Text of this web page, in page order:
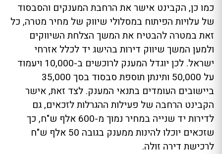
כמו כן, הקבינט אישר את הרחבת המענקים והסבסוד
של עלויות הפיתוח במסלולי שיווק של מחיר מטרה, כל
זאת במטרה להבטיח את המשך הצלחת השיווקים
ולמען המשך שיווק דירות בהישג יד לכלל אזרחי
ישראל. לכן יוגדל המענק לרוכשים ב-10,000 ויעמוד
על 50,000 ותינתן תוספת סבסוד בסך 35,000
ביישובים העומדים בתנאי המענק. לצד זאת, אישר
הקבינט הרחבה של פעילות ההגרלות לזכאים, גם
לדירות יד שנייה במחיר נמוך מ-600 אלף ש"ח, כך
שזכאים יוכלו להינות ממענק בגובה 50 אלף ש"ח
לרכישת דירה זולה.